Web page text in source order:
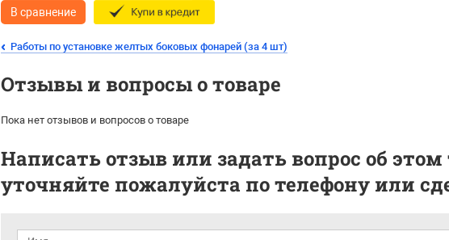
В сравнение
Работы по установке желтых боковых фонарей (за 4 шт)
Отзывы и вопросы о товаре
Пока нет отзывов и вопросов о товаре
Написать отзыв или задать вопрос об
уточняйте пожалуйста по телефону или